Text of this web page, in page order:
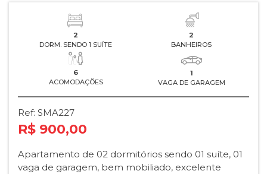
2
DORM. SENDO 1 SUÍTE
2
BANHEIROS
6
ACOMODAÇÕES
1
VAGA DE GARAGEM
Ref: SMA227
R$ 900,00
Apartamento de 02 dormitórios sendo 01 suíte, 01
vaga de garagem, bem mobiliado, excelente